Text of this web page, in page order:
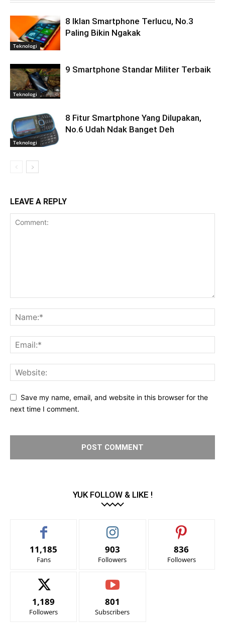
Teknologi
8 Iklan Smartphone Terlucu, No.3
Paling Bikin Ngakak
Teknologi
9 Smartphone Standar Militer Terbaik
Teknologi
8 Fitur Smartphone Yang Dilupakan,
No.6 Udah Ndak Banget Deh
LEAVE A REPLY
Save my name, email, and website in this browser for the
next time I comment.
YUK FOLLOW & LIKE !
11,185
Fans
903
Followers
836
Followers
1,189
Followers
801
Subscribers